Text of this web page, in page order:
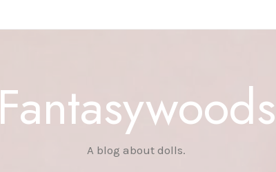
Fantasywoods
A blog about dolls.